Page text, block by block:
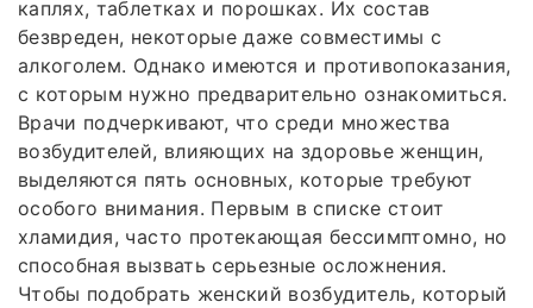
каплях, таблетках и порошках. Их состав
безвреден, некоторые даже совместимы с
алкоголем. Однако имеются и противопоказания,
с которым нужно предварительно ознакомиться.
Врачи подчеркивают, что среди множества
возбудителей, влияющих на здоровье женщин,
выделяются пять основных, которые требуют
особого внимания. Первым в списке стоит
хламидия, часто протекающая бессимптомно, но
способная вызвать серьезные осложнения.
Чтобы подобрать женский возбудитель, который